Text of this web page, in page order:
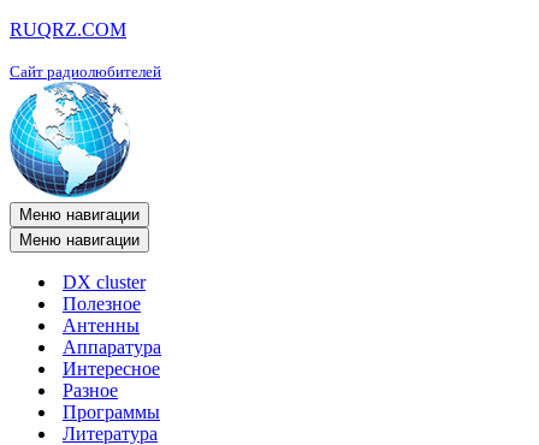
RUQRZ.COM
Сайт радиолюбителей
Меню навигации
Меню навигации
DX cluster
Полезное
Антенны
Аппаратура
Интересное
Разное
Программы
Литература